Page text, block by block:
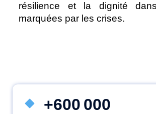
résilience et la dignité
marquées par les crises.
+600 000